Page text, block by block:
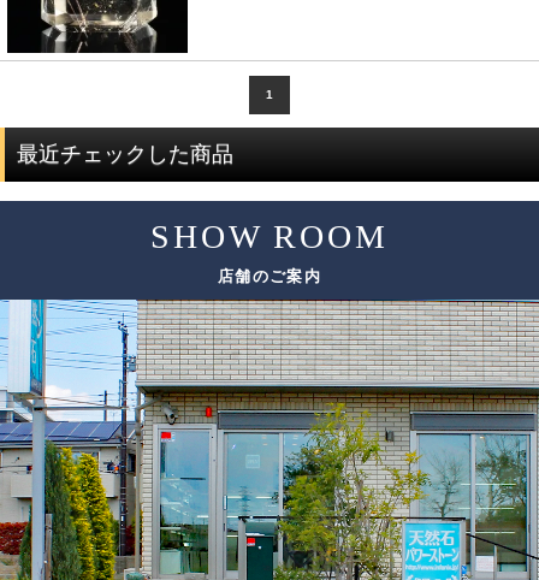
1
最近チェックした商品
SHOW ROOM
店舗のご案内